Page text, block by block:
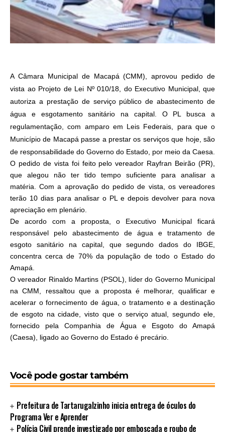
A Câmara Municipal de Macapá (CMM), aprovou pedido de
vista ao Projeto de Lei Nº 010/18, do Executivo Municipal, que
autoriza a prestação de serviço público de abastecimento de
água e esgotamento sanitário na capital. O PL busca a
regulamentação, com amparo em Leis Federais, para que o
Município de Macapá passe a prestar os serviços que hoje, são
de responsabilidade do Governo do Estado, por meio da Caesa.
O pedido de vista foi feito pelo vereador Rayfran Beirão (PR),
que alegou não ter tido tempo suficiente para analisar a
matéria. Com a aprovação do pedido de vista, os vereadores
terão 10 dias para analisar o PL e depois devolver para nova
apreciação em plenário.
De acordo com a proposta, o Executivo Municipal ficará
responsável pelo abastecimento de água e tratamento de
esgoto sanitário na capital, que segundo dados do IBGE,
concentra cerca de 70% da população de todo o Estado do
Amapá.
O vereador Rinaldo Martins (PSOL), líder do Governo Municipal
na CMM, ressaltou que a proposta é melhorar, qualificar e
acelerar o fornecimento de água, o tratamento e a destinação
de esgoto na cidade, visto que o serviço atual, segundo ele,
fornecido pela Companhia de Água e Esgoto do Amapá
(Caesa), ligado ao Governo do Estado é precário.
Você pode gostar também
Prefeitura de Tartarugalzinho inicia entrega de óculos do
Programa Ver e Aprender
Polícia Civil prende investigado por emboscada e roubo de